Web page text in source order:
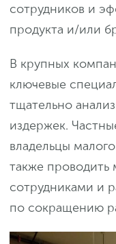
сотрудников и
продукта и/или
В крупных
ключевые
тщательно
издержек.
владельцы
также
сотрудниками и
по сокращению